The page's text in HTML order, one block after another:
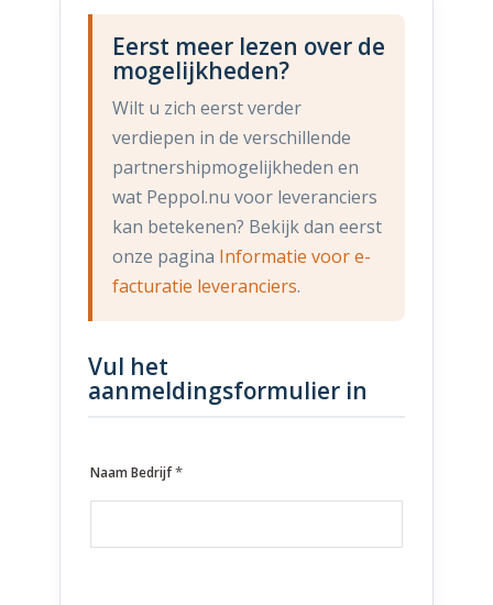
Eerst meer lezen over de
mogelijkheden?
Wilt u zich eerst verder
verdiepen in de verschillende
partnershipmogelijkheden en
wat Peppol.nu voor leveranciers
kan betekenen? Bekijk dan eerst
onze pagina Informatie voor e-
facturatie leveranciers.
Vul het
aanmeldingsformulier in
Naam Bedrijf*